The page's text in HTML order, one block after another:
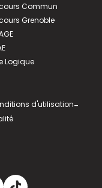
Commun
Grenoble
Logique
d'utilisation-